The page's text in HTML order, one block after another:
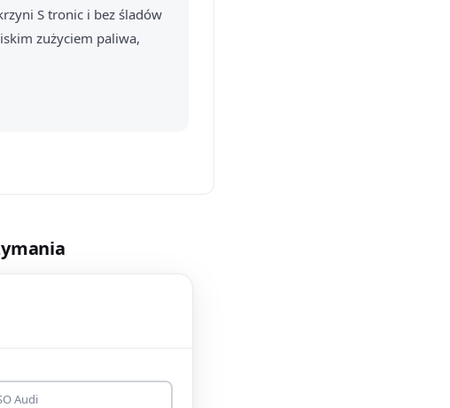
S tronic i bez śladów
zużyciem paliwa,
Audi